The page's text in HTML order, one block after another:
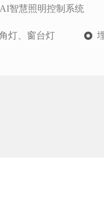
AI智慧照明控制系统
灯、窗台灯